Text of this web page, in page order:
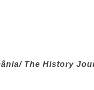
The History